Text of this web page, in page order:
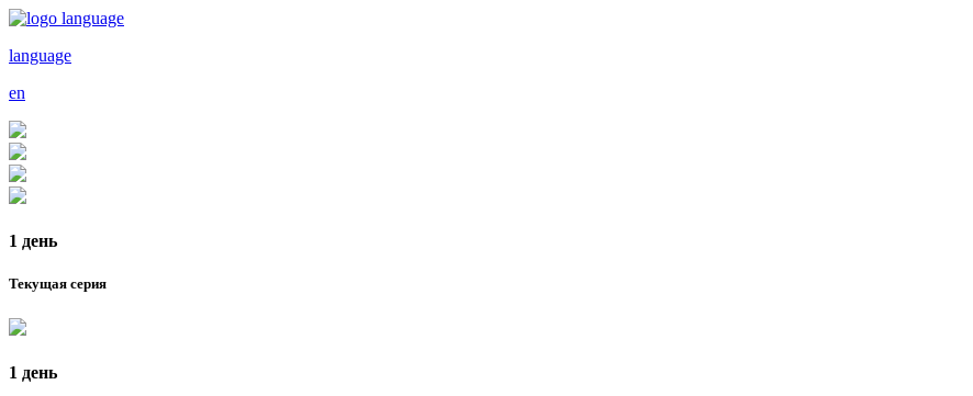
language
en
1 день
Текущая серия
1 день